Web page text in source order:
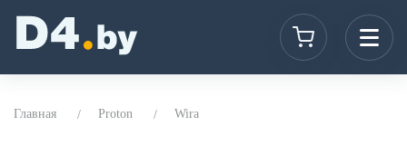
Главная Proton Wira